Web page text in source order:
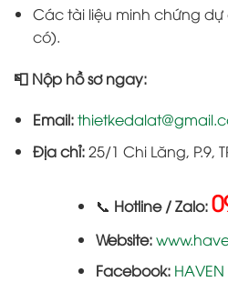
Các tài liệu minh chứng
có).
📮 Nộp hồ sơ ngay:
Email:
Địa chỉ:25/1 Chi Lăng, P.9,
📞 Hotline / Zalo:
Website:
Facebook: